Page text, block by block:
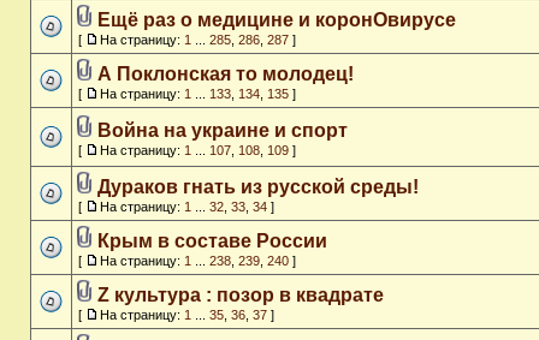
Ещё раз о медицине и коронОвирусе
[ На страницу: 1 285 286 287 ]
А Поклонская то молодец!
[ На страницу: 1 133 134 135 ]
Война на украине и спорт
[ На страницу: 1 107 108 109 ]
Дураков гнать из русской среды!
[ На страницу: 1 32 33 34 ]
Крым в составе России
[ На страницу: 1 238 239 240 ]
Z культура : позор в квадрате
[ На страницу: 1 35 36 37 ]